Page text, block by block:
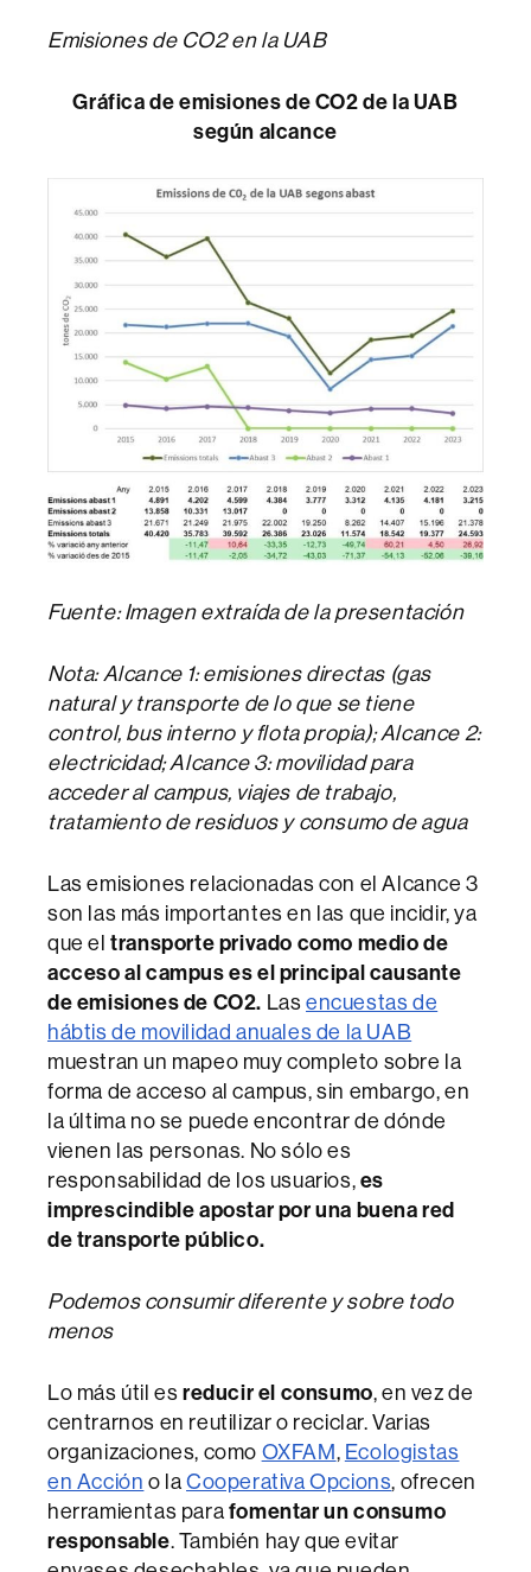
Emisiones de CO2 en la UAB
Gráfica de emisiones de CO2 de la UAB
según alcance
Fuente: Imagen extraída de la presentación
Nota: Alcance 1: emisiones directas (gas
natural y transporte de lo que se tiene
control, bus interno y flota propia); Alcance 2:
electricidad; Alcance 3: movilidad para
acceder al campus, viajes de trabajo,
tratamiento de residuos y consumo de agua
Las emisiones relacionadas con el Alcance 3
son las más importantes en las que incidir, ya
que eltransporte privado como medio de
acceso al campus es el principal causante
de emisiones de CO2. Lasencuestas de
hábtis de movilidad anuales de la UAB
muestran un mapeo muy completo sobre la
forma de acceso al campus, sin embargo, en
la última no se puede encontrar de dónde
vienen las personas. No sólo es
responsabilidad de los usuarios,es
imprescindible apostar por una buena red
de transporte público.
Podemos consumir diferente y sobre todo
menos
Lo más útil esreducir el consumo, en vez de
centrarnos en reutilizar o reciclar. Varias
organizaciones, como OXFAM, Ecologistas
en Acción o laCooperativa Opcions, ofrecen
herramientas parafomentar un consumo
responsable. También hay que evitar